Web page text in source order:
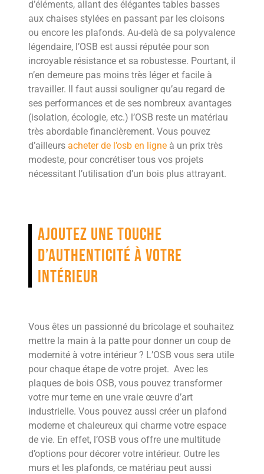
d’éléments, allant des élégantes tables basses
aux chaises stylées en passant par les cloisons
ou encore les plafonds. Au-delà de sa polyvalence
légendaire, l’OSB est aussi réputée pour son
incroyable résistance et sa robustesse. Pourtant, il
n’en demeure pas moins très léger et facile à
travailler. Il faut aussi souligner qu’au regard de
ses performances et de ses nombreux avantages
(isolation, écologie, etc.) l’OSB reste un matériau
très abordable financièrement. Vous pouvez
d’ailleurs acheter de l’osb en ligne à un prix très
modeste, pour concrétiser tous vos projets
nécessitant l’utilisation d’un bois plus attrayant.
Ajoutez une touche
d’authenticité à votre
intérieur
Vous êtes un passionné du bricolage et souhaitez
mettre la main à la patte pour donner un coup de
modernité à votre intérieur ? L’OSB vous sera utile
pour chaque étape de votre projet. Avec les
plaques de bois OSB, vous pouvez transformer
votre mur terne en une vraie œuvre d’art
industrielle. Vous pouvez aussi créer un plafond
moderne et chaleureux qui charme votre espace
de vie. En effet, l’OSB vous offre une multitude
d’options pour décorer votre intérieur. Outre les
murs et les plafonds, ce matériau peut aussi